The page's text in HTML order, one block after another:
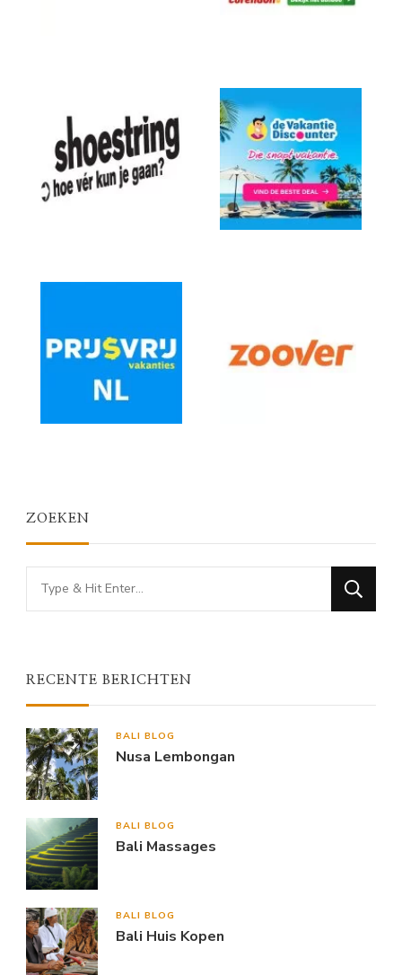
ZOEKEN
Looking
for
RECENTE BERICHTEN
BALI BLOG
Nusa Lembongan
BALI BLOG
Bali Massages
BALI BLOG
Bali Huis Kopen